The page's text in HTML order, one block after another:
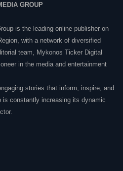
GROUP
is the leading online publisher on
with a network of diversified
team, Mykonos Ticker Digital
in the media and entertainment
stories that inform, inspire, and
is constantly increasing its dynamic